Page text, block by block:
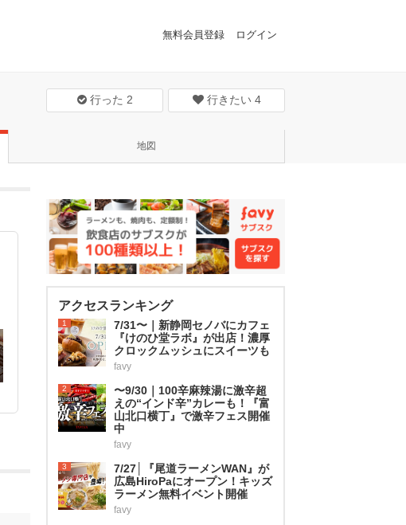
無料会員登録 ログイン
行った 2 行きたい 4
地図
アクセスランキング
1
7/31〜｜新静岡セノバにカフェ
『けのひ堂ラボ』が出店！濃厚
クロックムッシュにスイーツも
favy
2
〜9/30｜100辛麻辣湯に激辛超
えの“インド辛”カレーも！『富
山北口横丁』で激辛フェス開催
中
favy
3
7/27│『尾道ラーメンWAN』が
広島HiroPaにオープン！キッズ
ラーメン無料イベント開催
favy